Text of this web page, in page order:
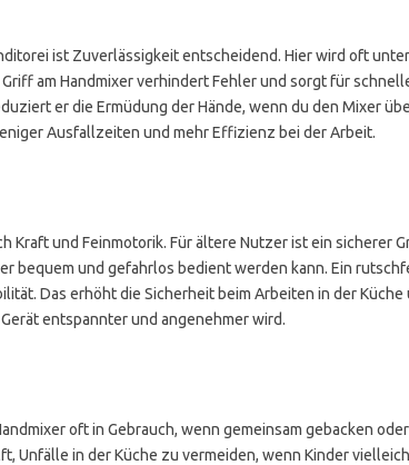
ist Zuverlässigkeit entscheidend. Hier wird oft unter
am Handmixer verhindert Fehler und sorgt für
er die Ermüdung der Hände, wenn du den Mixer
Ausfallzeiten und mehr Effizienz bei der Arbeit.
Kraft und Feinmotorik. Für ältere Nutzer ist ein sicherer
bequem und gefahrlos bedient werden kann. Ein
Das erhöht die Sicherheit beim Arbeiten in der Küche
entspannter und angenehmer wird.
oft in Gebrauch, wenn gemeinsam gebacken oder
Unfälle in der Küche zu vermeiden, wenn Kinder